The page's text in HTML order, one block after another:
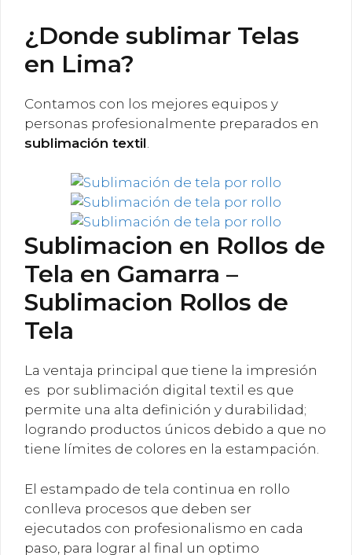
¿Donde sublimar Telas
en Lima?
Contamos con los mejores equipos y
personas profesionalmente preparados en
sublimación textil
Sublimacion en Rollos de
Tela en Gamarra –
Sublimacion Rollos de
Tela
La ventaja principal que tiene la impresión
es por sublimación digital textil es que
permite una alta definición y durabilidad;
logrando productos únicos debido a que no
tiene límites de colores en la estampación.
El estampado de tela continua en rollo
conlleva procesos que deben ser
ejecutados con profesionalismo en cada
paso, para lograr al final un optimo